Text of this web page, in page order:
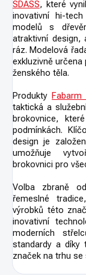
SDASS, které
inovativní hi-
modelů s
atraktivní design,
ráz. Modelová
exkluzivně
ženského těla.
Produkty Fabarm
taktická a
brokovnice,
podmínkách.
design je
umožňuje
brokovnici pro
Volba zbraně
řemeslné
výrobků této
inovativní
moderních
standardy a díky
značek na trhu